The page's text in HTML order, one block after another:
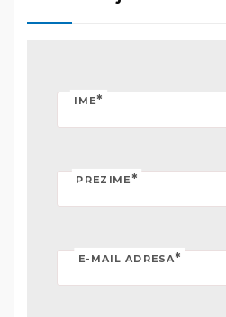
IME*
PREZIME *
E-MAIL ADRESA*